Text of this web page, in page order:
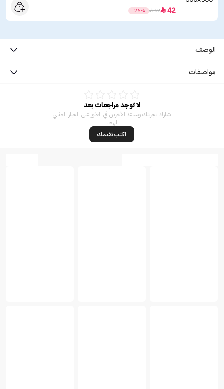
42

57

-26%
الوصف
مواصفات
لا توجد مراجعات بعد
شارك تجربتك وساعد الآخرين في العثور على الخيار المثالي
لهم.
اكتب تقيمك